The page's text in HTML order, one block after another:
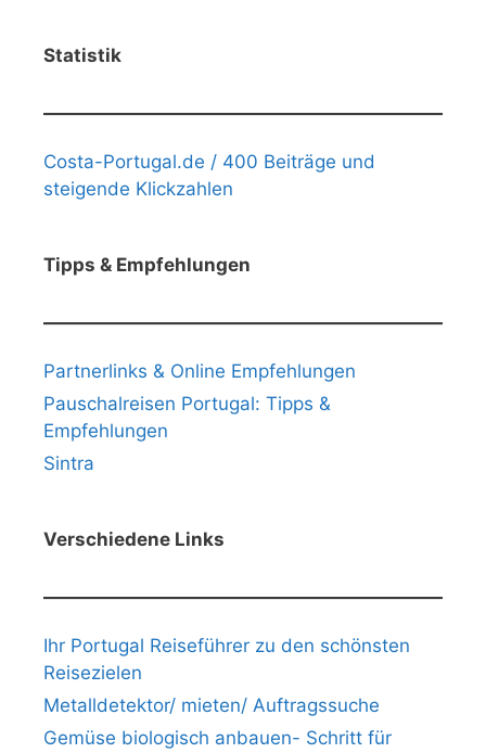
Statistik
Costa-Portugal.de / 400 Beiträge und
steigende Klickzahlen
Tipps & Empfehlungen
Partnerlinks & Online Empfehlungen
Pauschalreisen Portugal: Tipps &
Empfehlungen
Sintra
Verschiedene Links
Ihr Portugal Reiseführer zu den schönsten
Reisezielen
Metalldetektor/ mieten/ Auftragssuche
Gemüse biologisch anbauen- Schritt für